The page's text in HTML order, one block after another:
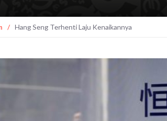
/ Hang Seng Terhenti Laju Kenaikannya